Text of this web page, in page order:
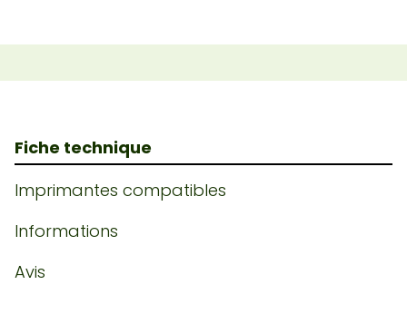
Fiche technique
Imprimantes compatibles
Informations
Avis